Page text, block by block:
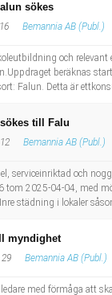
sökes
Bemannia AB (Publ.)
och
beräknas
Falun. Detta är
till Falu
Bemannia AB (Publ.)
serviceinriktad och
tom 2025-04-04, med
städning i lokaler
myndighet
Bemannia AB (Publ.)
med förmåga att